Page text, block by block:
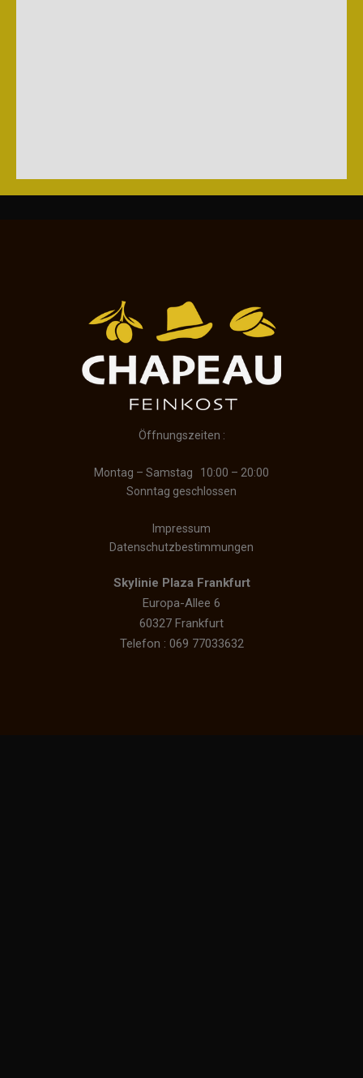
Öffnungszeiten :
Montag – Samstag 10:00 – 20:00
Sonntag geschlossen
Impressum
Datenschutzbestimmungen
Skylinie Plaza Frankfurt
Europa-Allee 6
60327 Frankfurt
Telefon : 069 77033632